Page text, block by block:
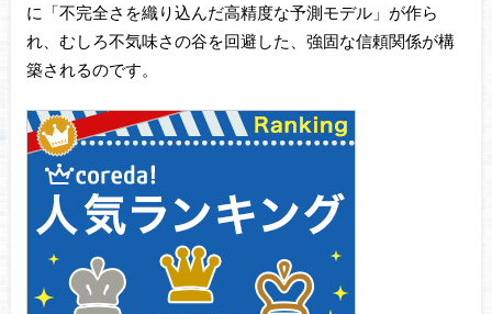
に「不完全さを織り込んだ高精度な予測モデル」が作ら
れ、むしろ不気味さの谷を回避した、強固な信頼関係が構
築されるのです。